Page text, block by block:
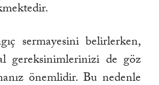
sermayesini belirlerken,
gereksinimlerinizi de göz
önemlidir. Bu nedenle